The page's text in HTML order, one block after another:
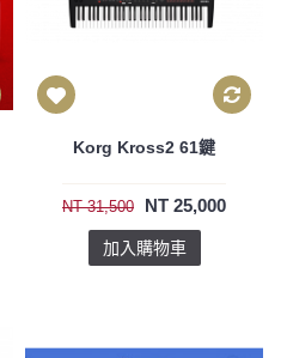
Korg Kross2 61鍵
NT 31,500 NT 25,000
加入購物車